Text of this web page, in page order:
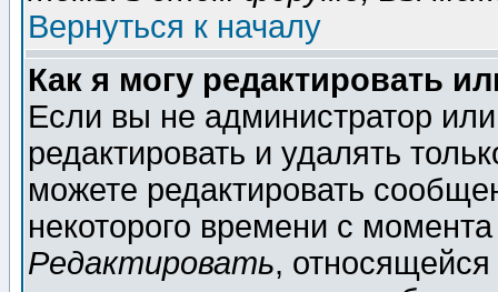
Вернуться к началу
Как я могу редактировать
Если вы не администратор
редактировать и удалять
можете редактировать
некоторого времени с
Редактировать,